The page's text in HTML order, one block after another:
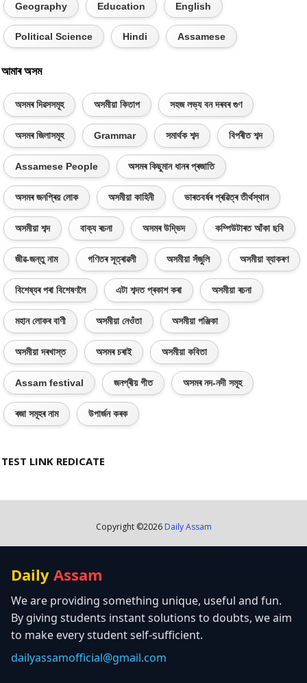
Geography Education English
Political Science Hindi Assamese
আমাৰ অসম
অসমৰ দিৱসসমূহ অসমীয়া কিতাপ সহজ লভ্য বন দৰবৰ গুণ
অসমৰ জিলাসমূহ Grammar সমাৰ্থক শব্দ বিপৰীত শব্দ
Assamese People অসমৰ কিছুমান ধানৰ প্ৰজাতি
অসমৰ জনপ্ৰিয় লোক অসমীয়া কাহিনী ভাৰতবৰ্ষৰ প্ৰৱিত্ৰ তীৰ্থস্থান
অসমীয়া শব্দ বাক্য ৰচনা অসমৰ উদ্ভিদ কম্পিউটাৰত আঁকা ছবি
জীৱ-জন্তু নাম গণিতৰ সূত্ৰাৱলী অসমীয়া সঁজুলি অসমীয়া ব্যাকৰণ
বিশেষ্যৰ পৰা বিশেষণলৈ এটা শব্দত প্ৰকাশ কৰা অসমীয়া ৰচনা
মহান লোকৰ বাণী অসমীয়া নেওঁতা অসমীয়া পঞ্জিকা
অসমীয়া দৰখাস্ত অসমৰ চৰাই অসমীয়া কবিতা
Assam festival জনপ্ৰীয় গীত অসমৰ নদ-নদী সমূহ
ৰজা সমূহৰ নাম উপাৰ্জন কৰক
TEST LINK REDICATE
Copyright ©2026 Daily Assam
Daily Assam
We are providing something unique, useful and fun.
By giving students instant solutions to doubts, we aim
to make every student self-sufficient.
dailyassamofficial@gmail.com